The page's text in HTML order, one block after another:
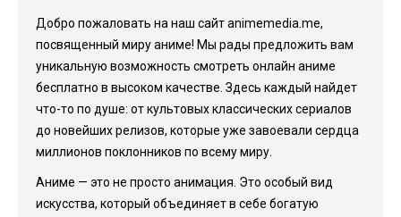
Добро пожаловать на наш сайт animemedia.me,
посвященный миру аниме! Мы рады предложить вам
уникальную возможность смотреть онлайн аниме
бесплатно в высоком качестве. Здесь каждый найдет
что-то по душе: от культовых классических сериалов
до новейших релизов, которые уже завоевали сердца
миллионов поклонников по всему миру.
Аниме — это не просто анимация. Это особый вид
искусства, который объединяет в себе богатую